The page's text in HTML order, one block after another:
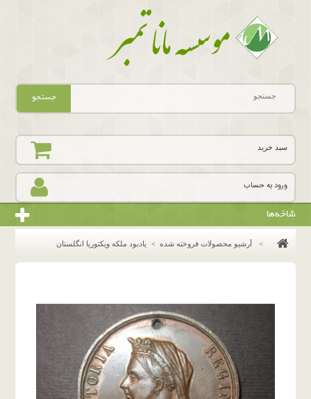
ورود به حساب
سبد خرید
جستجو
شاخه‌ها
> آرشیو محصولات فروخته شده > یادبود ملکه ویکتوریا انگلستان